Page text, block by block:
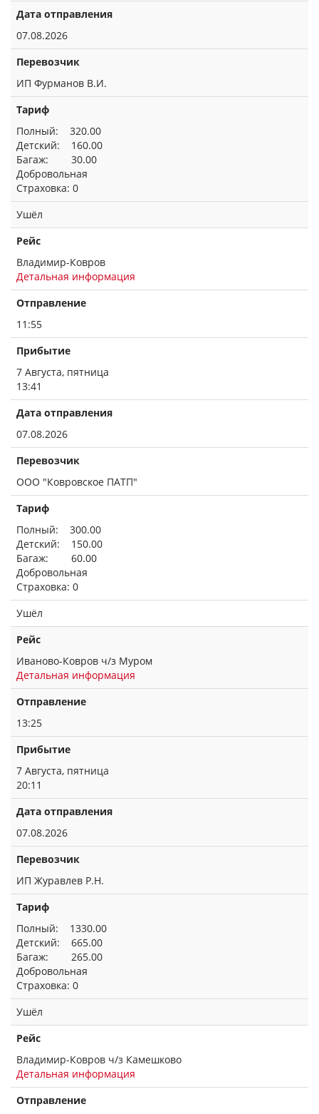
Дата отправления
07.08.2026
Перевозчик
ИП Фурманов В.И.
Тариф
Полный: 320.00
Детский: 160.00
Багаж: 30.00
Добровольная
Страховка: 0
Ушёл
Рейс
Владимир-Ковров
Детальная информация
Отправление
11:55
Прибытие
7 Августа, пятница
13:41
Дата отправления
07.08.2026
Перевозчик
ООО "Ковровское ПАТП"
Тариф
Полный: 300.00
Детский: 150.00
Багаж: 60.00
Добровольная
Страховка: 0
Ушёл
Рейс
Иваново-Ковров ч/з Муром
Детальная информация
Отправление
13:25
Прибытие
7 Августа, пятница
20:11
Дата отправления
07.08.2026
Перевозчик
ИП Журавлев Р.Н.
Тариф
Полный: 1330.00
Детский: 665.00
Багаж: 265.00
Добровольная
Страховка: 0
Ушёл
Рейс
Владимир-Ковров ч/з Камешково
Детальная информация
Отправление